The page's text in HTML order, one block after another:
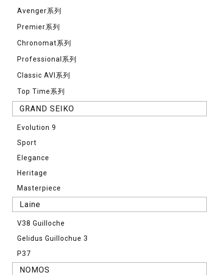
Avenger系列
Premier系列
Chronomat系列
Professional系列
Classic AVI系列
Top Time系列
GRAND SEIKO
Evolution 9
Sport
Elegance
Heritage
Masterpiece
Laine
V38 Guilloche
Gelidus Guillochue 3
P37
NOMOS